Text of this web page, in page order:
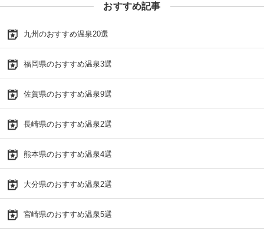
おすすめ記事
九州のおすすめ温泉20選
福岡県のおすすめ温泉3選
佐賀県のおすすめ温泉9選
長崎県のおすすめ温泉2選
熊本県のおすすめ温泉4選
大分県のおすすめ温泉2選
宮崎県のおすすめ温泉5選